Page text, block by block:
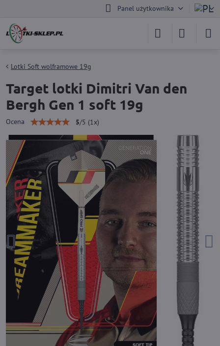
Panel użytkownika
Lotki Soft wolframowe 19g
Target lotki Dimitri Van den
Bergh Gen 1 soft 19g
Ocena 5/5 (1 x)